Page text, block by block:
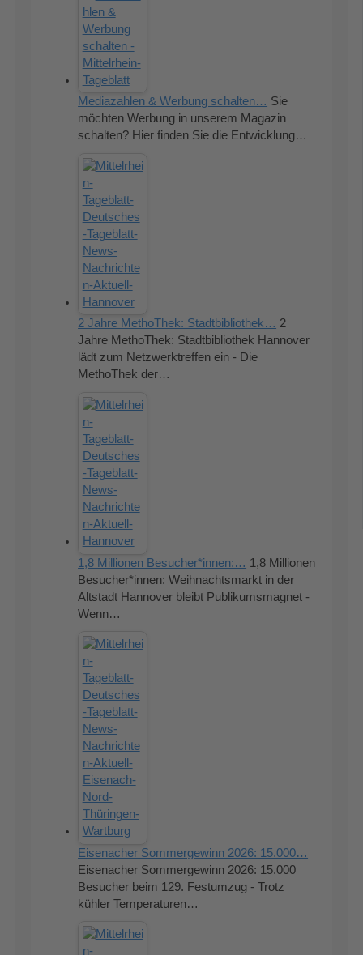
Mediazahlen & Werbung schalten… Sie
möchten Werbung in unserem Magazin
schalten? Hier finden Sie die Entwicklung…
2 Jahre MethoThek: Stadtbibliothek… 2
Jahre MethoThek: Stadtbibliothek Hannover
lädt zum Netzwerktreffen ein - Die
MethoThek der…
1,8 Millionen Besucher*innen:… 1,8 Millionen
Besucher*innen: Weihnachtsmarkt in der
Altstadt Hannover bleibt Publikumsmagnet -
Wenn…
Eisenacher Sommergewinn 2026: 15.000…
Eisenacher Sommergewinn 2026: 15.000
Besucher beim 129. Festumzug - Trotz
kühler Temperaturen…